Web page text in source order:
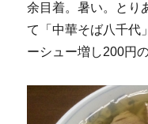
余目着。暑い。とり
て「中華そば八千代
ーシュー増し200円